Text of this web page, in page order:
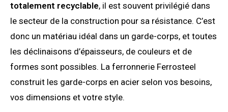
totalement recyclable, il est souvent privilégié dans
le secteur de la construction pour sa résistance. C’est
donc un matériau idéal dans un garde-corps, et toutes
les déclinaisons d’épaisseurs, de couleurs et de
formes sont possibles. La ferronnerie Ferrosteel
construit les garde-corps en acier selon vos besoins,
vos dimensions et votre style.